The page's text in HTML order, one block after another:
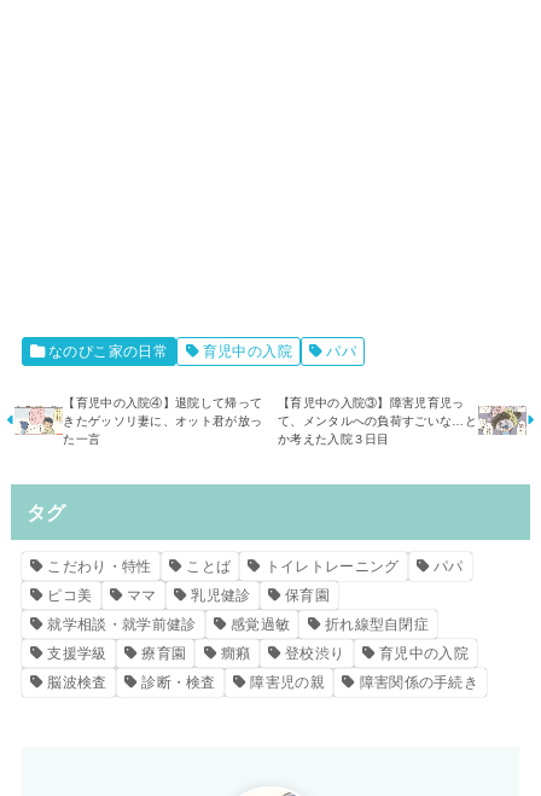
なのぴこ家の日常 育児中の入院 パパ
【育児中の入院④】退院して帰って
きたゲッソリ妻に、オット君が放っ
た一言
【育児中の入院③】障害児育児っ
て、メンタルへの負荷すごいな…と
か考えた入院３日目
タグ
こだわり・特性 ことば トイレトレーニング
パパ
ピコ美
ママ 乳児健診
保育園
就学相談・就学前健診
感覚過敏
折れ線型自閉症
支援学級
療育園 癇癪 登校渋り
育児中の入院
脳波検査
診断・検査 障害児の親 障害関係の手続き